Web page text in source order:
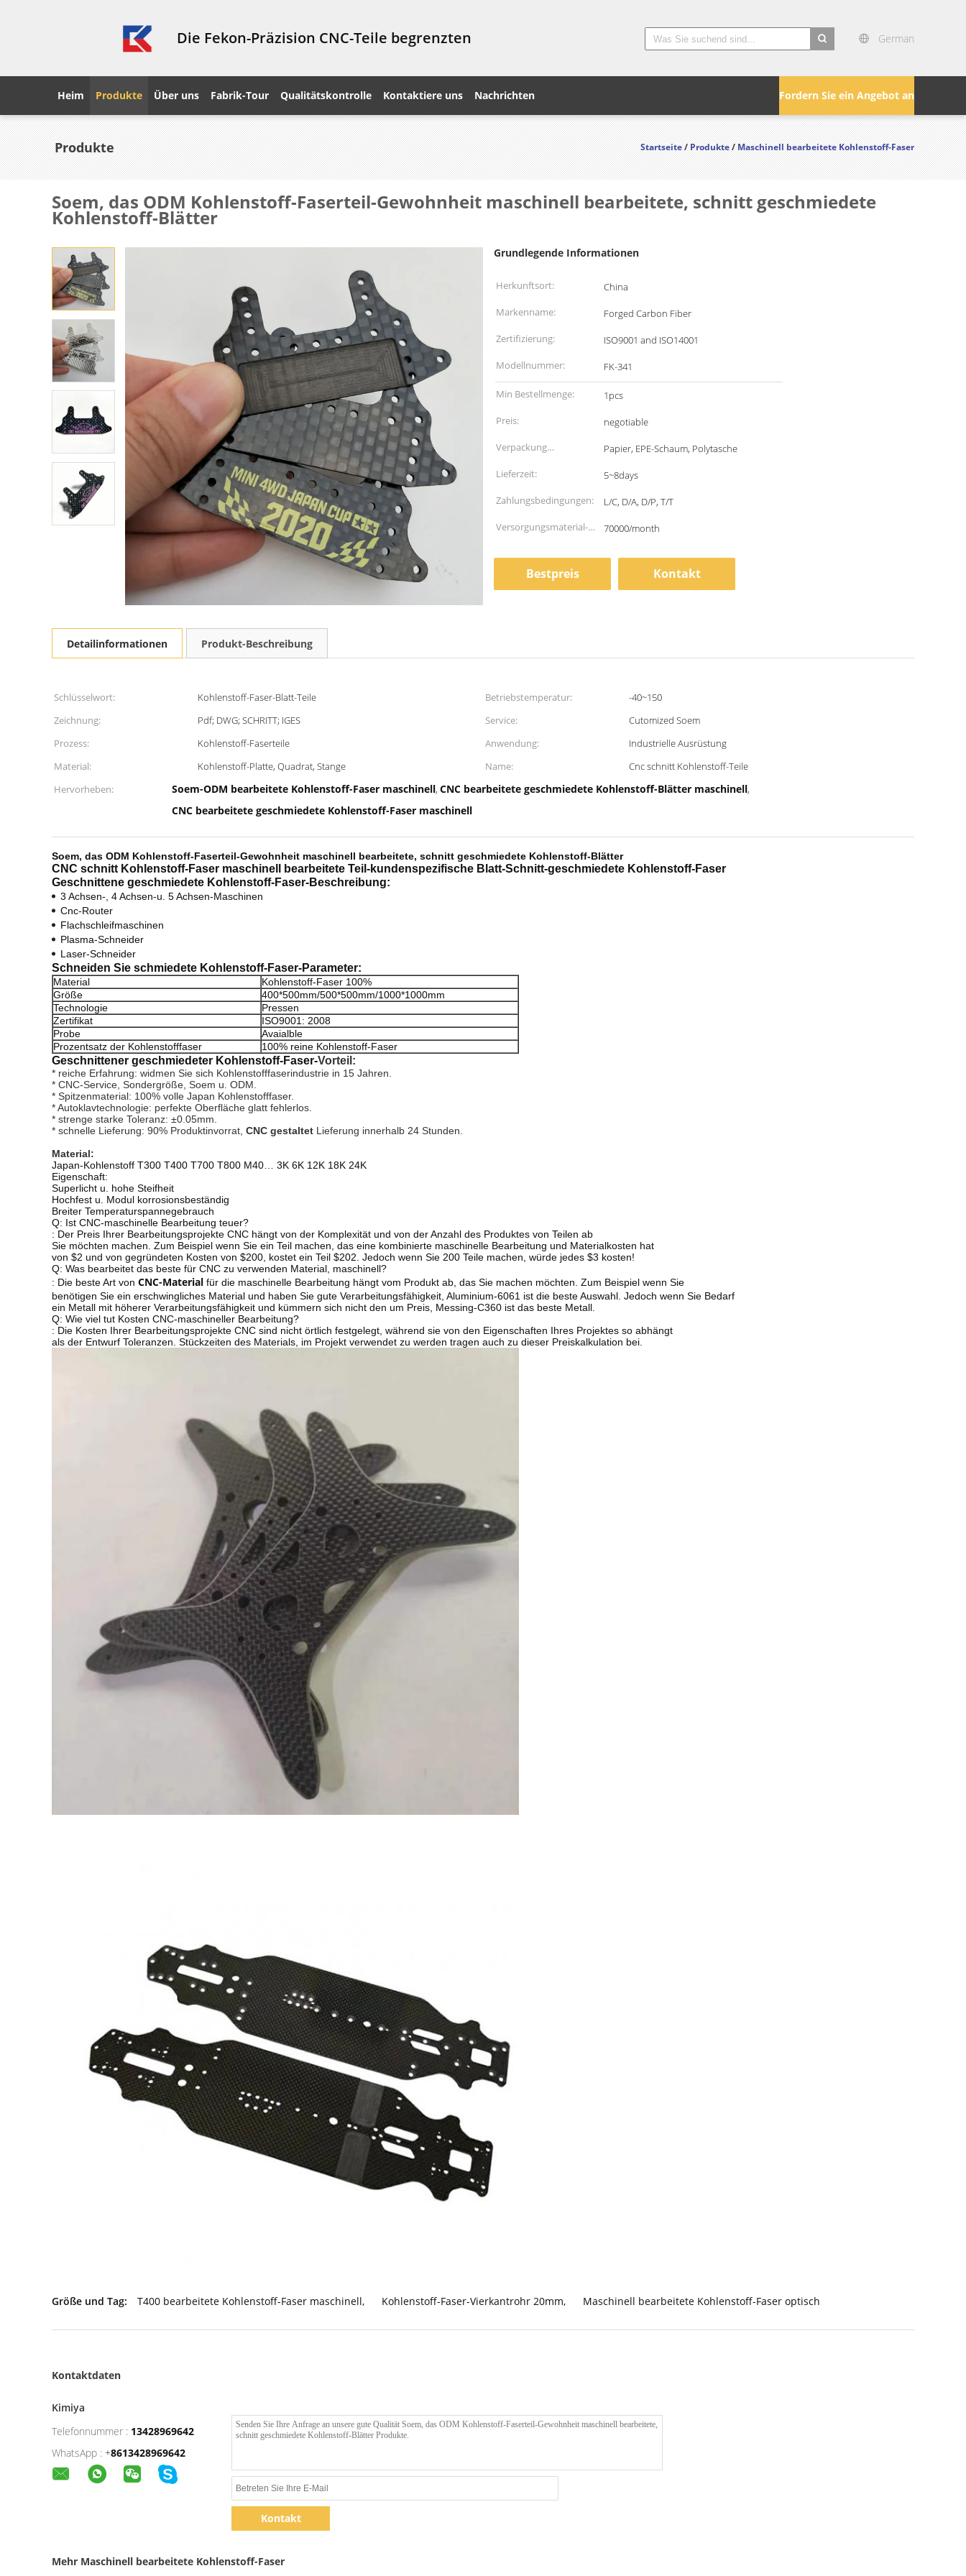
Die Fekon-Präzision CNC-Teile begrenzten German
Fordern Sie ein Angebot an
Heim Produkte Über uns Fabrik-Tour Qualitätskontrolle Kontaktiere uns Nachrichten
Produkte Startseite/Produkte/Maschinell bearbeitete Kohlenstoff-Faser
Soem, das ODM Kohlenstoff-Faserteil-Gewohnheit maschinell bearbeitete, schnitt geschmiedete
Kohlenstoff-Blätter
Grundlegende Informationen
Herkunftsort:
China
Markenname:
Forged Carbon Fiber
Zertifizierung:
ISO9001 and ISO14001
Modellnummer:
FK-341
Min Bestellmenge:
1pcs
Preis:
negotiable
Verpackung
Informationen:
Papier, EPE-Schaum, Polytasche
Lieferzeit:
5~8days
Zahlungsbedingungen:
L/C, D/A, D/P, T/T
Versorgungsmaterial-
70000/month
Bestpreis Kontakt
Detailinformationen Produkt-Beschreibung
Schlüsselwort: Kohlenstoff-Faser-Blatt-Teile Betriebstemperatur:
-40~150
Zeichnung:
Pdf; DWG; SCHRITT; IGES Service:
Cutomized Soem
Prozess:
Kohlenstoff-Faserteile Anwendung:
Industrielle Ausrüstung
Material:
Kohlenstoff-Platte, Quadrat, Stange Name:
Cnc schnitt Kohlenstoff-Teile
Hervorheben:
Soem-ODM bearbeitete Kohlenstoff-Faser maschinell,CNC bearbeitete geschmiedete Kohlenstoff-Blätter maschinell,
CNC bearbeitete geschmiedete Kohlenstoff-Faser maschinell
Soem, das ODM Kohlenstoff-Faserteil-Gewohnheit maschinell bearbeitete, schnitt geschmiedete Kohlenstoff-Blätter
CNC schnitt Kohlenstoff-Faser maschinell bearbeitete Teil-kundenspezifische Blatt-Schnitt-geschmiedete Kohlenstoff-Faser
Geschnittene geschmiedete Kohlenstoff-Faser-Beschreibung:
3 Achsen-, 4 Achsen-u. 5 Achsen-Maschinen
Cnc-Router
Flachschleifmaschinen
Plasma-Schneider
Laser-Schneider
Schneiden Sie schmiedete Kohlenstoff-Faser-Parameter:
Material
Kohlenstoff-Faser 100%
Größe
400*500mm/500*500mm/1000*1000mm
Technologie
Pressen
Zertifikat
ISO9001: 2008
Probe
Avaialble
Prozentsatz der Kohlenstofffaser
100% reine Kohlenstoff-Faser
Geschnittener geschmiedeter Kohlenstoff-Faser-Vorteil:
* reiche Erfahrung: widmen Sie sich Kohlenstofffaserindustrie in 15 Jahren.
* CNC-Service, Sondergröße, Soem u. ODM.
* Spitzenmaterial: 100% volle Japan Kohlenstofffaser.
* Autoklavtechnologie: perfekte Oberfläche glatt fehlerlos.
* strenge starke Toleranz: ±0.05mm.
* schnelle Lieferung: 90% Produktinvorrat, CNC gestaltet Lieferung innerhalb 24 Stunden.
Material:
Japan-Kohlenstoff T300 T400 T700 T800 M40… 3K 6K 12K 18K 24K
Eigenschaft:
Superlicht u. hohe Steifheit
Hochfest u. Modul korrosionsbeständig
Breiter Temperaturspannegebrauch
Q: Ist CNC-maschinelle Bearbeitung teuer?
: Der Preis Ihrer Bearbeitungsprojekte CNC hängt von der Komplexität und von der Anzahl des Produktes von Teilen ab
Sie möchten machen. Zum Beispiel wenn Sie ein Teil machen, das eine kombinierte maschinelle Bearbeitung und Materialkosten hat
von $2 und von gegründeten Kosten von $200, kostet ein Teil $202. Jedoch wenn Sie 200 Teile machen, würde jedes $3 kosten!
Q: Was bearbeitet das beste für CNC zu verwenden Material, maschinell?
: Die beste Art von CNC-Material für die maschinelle Bearbeitung hängt vom Produkt ab, das Sie machen möchten. Zum Beispiel wenn Sie
benötigen Sie ein erschwingliches Material und haben Sie gute Verarbeitungsfähigkeit, Aluminium-6061 ist die beste Auswahl. Jedoch wenn Sie Bedarf
ein Metall mit höherer Verarbeitungsfähigkeit und kümmern sich nicht den um Preis, Messing-C360 ist das beste Metall.
Q: Wie viel tut Kosten CNC-maschineller Bearbeitung?
: Die Kosten Ihrer Bearbeitungsprojekte CNC sind nicht örtlich festgelegt, während sie von den Eigenschaften Ihres Projektes so abhängt
als der Entwurf Toleranzen. Stückzeiten des Materials, im Projekt verwendet zu werden tragen auch zu dieser Preiskalkulation bei.
Größe und Tag: T400 bearbeitete Kohlenstoff-Faser maschinell, Kohlenstoff-Faser-Vierkantrohr 20mm, Maschinell bearbeitete Kohlenstoff-Faser optisch
Kontaktdaten
Kimiya
Telefonnummer : 13428969642
WhatsApp : +8613428969642
Kontakt
Mehr Maschinell bearbeitete Kohlenstoff-Faser